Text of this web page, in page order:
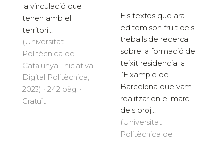
la vinculació que
tenen amb el
territori...
(Universitat
Politècnica de
Catalunya. Iniciativa
Digital Politècnica,
2023) · 242 pàg. ·
Gratuït
Els textos que ara
editem son fruit dels
treballs de recerca
sobre la formació del
teixit residencial a
l’Eixample de
Barcelona que vam
realitzar en el marc
dels proj...
(Universitat
Politècnica de